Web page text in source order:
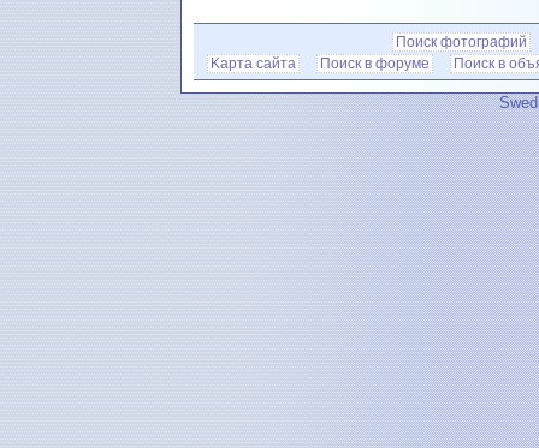
Поиск фотографий
Kарта сайта
Поиск в форуме Поиск в